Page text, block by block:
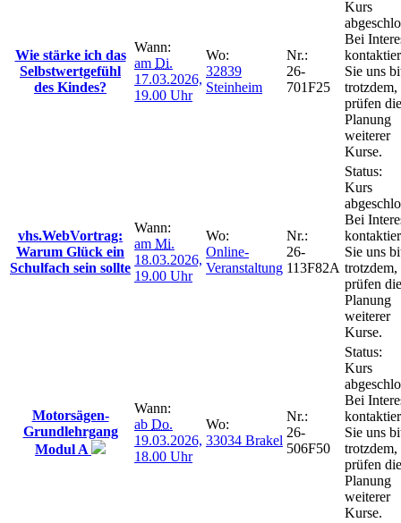
Wie stärke ich das
Selbstwertgefühl
des Kindes?
Wann:
am Di.
17.03.2026,
19.00 Uhr
Wo:
32839
Steinheim
Nr.:
26-
701F25
Kurs
Bei
Sie uns
prüfen die
Planung
weiterer
Kurse.
vhs.WebVortrag:
Warum Glück ein
Schulfach sein sollte
Wann:
am Mi.
18.03.2026,
19.00 Uhr
Wo:
Online-
Veranstaltung
Nr.:
26-
113F82A
Status:
Kurs
Bei
Sie uns
prüfen die
Planung
weiterer
Kurse.
Motorsägen-
Grundlehrgang
Modul A
Wann:
ab Do.
19.03.2026,
18.00 Uhr
Wo:
33034 Brakel
Nr.:
26-
506F50
Status:
Kurs
Bei
Sie uns
prüfen die
Planung
weiterer
Kurse.